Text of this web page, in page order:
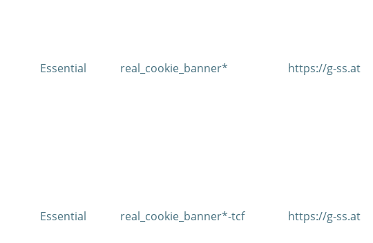
Essential real_cookie_banner* https://g-ss.at
Essential real_cookie_banner*-tcf https://g-ss.at